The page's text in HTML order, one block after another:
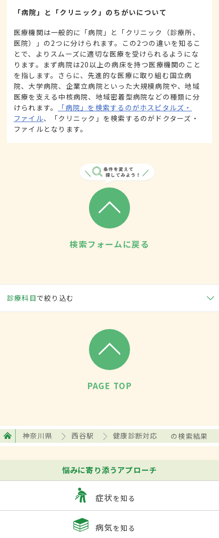
「病院」と「クリニック」のちがいについて
医療機関は一般的に「病院」と「クリニック（診療所、
医院）」の2つに分けられます。この2つの違いを知るこ
とで、よりスムーズに適切な医療を受けられるようにな
ります。まず病院は20以上の病床を持つ医療機関のこと
を指します。さらに、先進的な医療に取り組む国立病
院、大学病院、企業立病院といった大規模病院や、地域
医療を支える中核病院、地域密着型病院などの種類に分
けられます。
「病院」を検索するのがホスピタルズ・
ファイル、「クリニック」を検索するのがドクターズ・
ファイルとなります。
検索フォームに戻る
診療科目で絞り込む
PAGE TOP
神奈川県 西谷駅 健康診断対応 の検索結果
悩みに寄り添うアプローチ
症状を知る
病気を知る